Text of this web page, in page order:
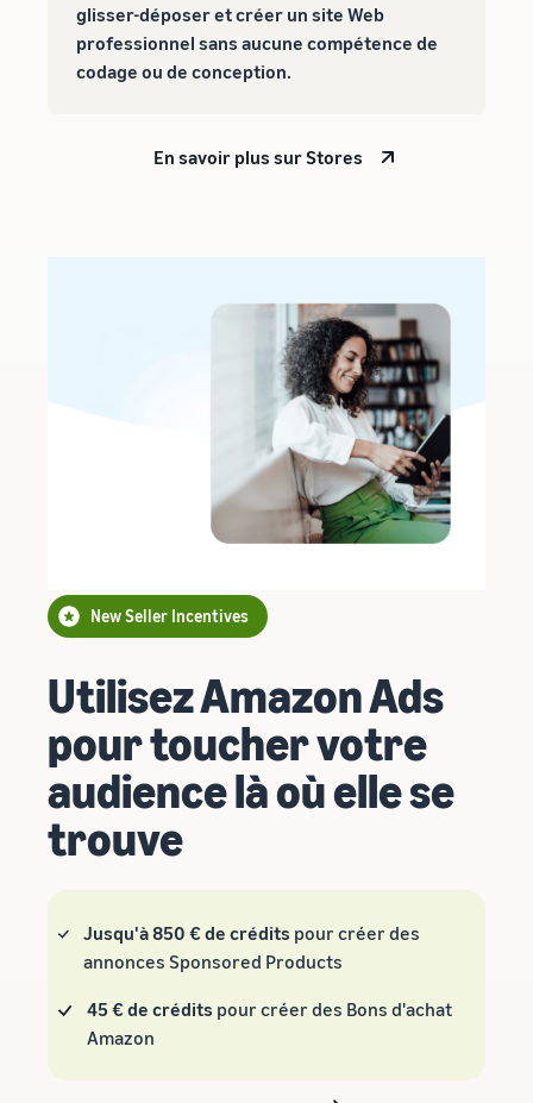
glisser-déposer et créer un site Web
professionnel sans aucune compétence de
codage ou de conception.
En savoir plus sur Stores
New Seller Incentives
Utilisez Amazon Ads
pour toucher votre
audience là où elle se
trouve
Jusqu'à 850 € de crédits pour créer des
annonces Sponsored Products
45 € de crédits pour créer des Bons d'achat
Amazon